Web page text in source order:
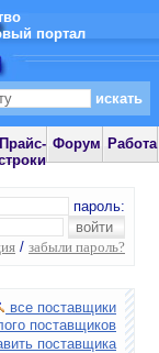
портал
Прайс- Форум Работа
пароль:
/ забыли пароль?
все поставщики
поставщиков
поставщика